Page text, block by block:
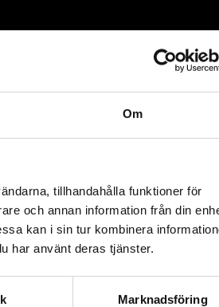
Om
tillhandahålla funktioner för
och annan information från din
kan i sin tur kombinera
har använt deras tjänster.
Marknadsföring